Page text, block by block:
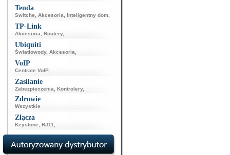
Tenda
Switche Akcesoria Inteligentny dom
TP-Link
Akcesoria Routery,
Ubiquiti
Światłowody, Akcesoria
VoIP
Centrale VoIP,
Zasilanie
Zabezpieczenia Kontrolery,
Zdrowie
Wszystkie
Złącza
Keystone RJ11